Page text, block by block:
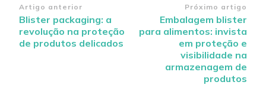
Navegação
de
post
Artigo anterior
Blister packaging: a
revolução na proteção
de produtos delicados
Próximo artigo
Embalagem blister
para alimentos: invista
em proteção e
visibilidade na
armazenagem de
produtos